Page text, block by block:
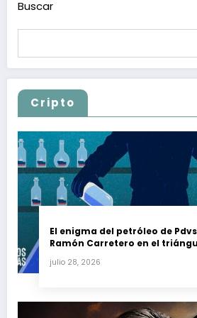
Buscar
Cripto
El enigma del petróleo de
Ramón Carretero en el
julio 28, 2026